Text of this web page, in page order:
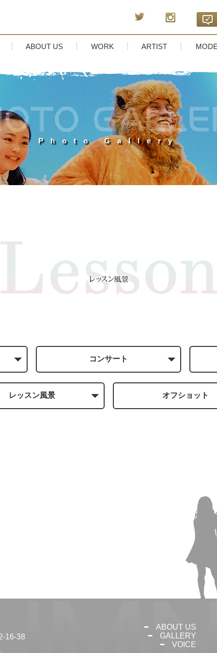
ABOUT US WORK ARTIST
Photo Gallery
コンサート
レッスン風景 オフショット
16-38
ABOUT US
GALLERY
VOICE